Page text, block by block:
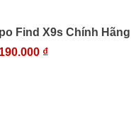
Find X9s Chính Hãng
₫